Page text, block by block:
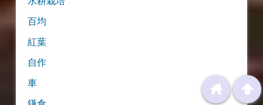
百均
紅葉
自作
車
arrowup
home